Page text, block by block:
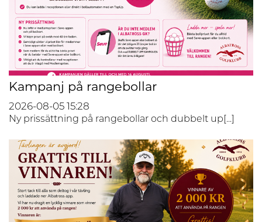
Kampanj på rangebollar
2026-08-05 15:28
Ny prissättning på rangebollar och dubbelt up[...]